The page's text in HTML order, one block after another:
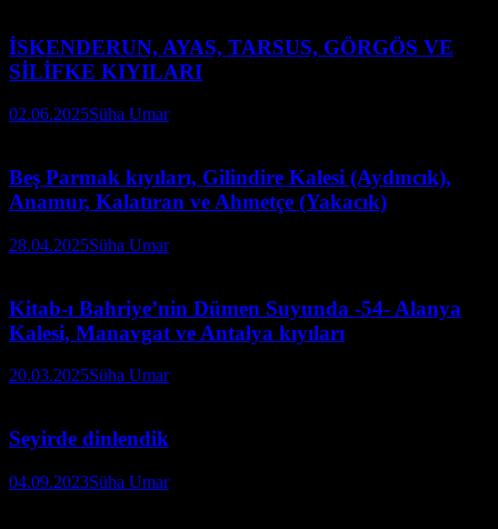
İSKENDERUN, AYAS, TARSUS, GÖRGÖS VE
SİLİFKE KIYILARI
02.06.2025Süha Umar
Beş Parmak kıyıları, Gilindire Kalesi (Aydıncık),
Anamur, Kalatıran ve Ahmetçe (Yakacık)
28.04.2025Süha Umar
Kitab-ı Bahriye’nin Dümen Suyunda -54- Alanya
Kalesi, Manavgat ve Antalya kıyıları
20.03.2025Süha Umar
Seyirde dinlendik
04.09.2023Süha Umar